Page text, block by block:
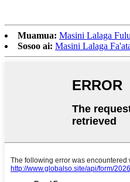
Muamua: Masini Lalaga
Sosoo ai: Masini Lalaga